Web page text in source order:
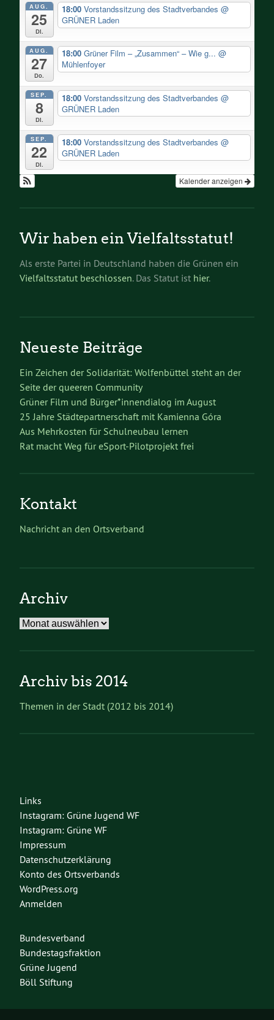
AUG.
25
Di.
18:00 Vorstandssitzung des Stadtverbandes @
GRÜNER Laden
AUG.
27
Do.
18:00 Grüner Film – „Zusammen“ – Wie g... @
Mühlenfoyer
SEP.
8
Di.
18:00 Vorstandssitzung des Stadtverbandes @
GRÜNER Laden
SEP.
22
Di.
18:00 Vorstandssitzung des Stadtverbandes @
GRÜNER Laden
Kalender anzeigen
Wir haben ein Vielfaltsstatut!
Als erste Partei in Deutschland haben die Grünen ein
Vielfaltsstatut beschlossen. Das Statut ist hier.
Neueste Beiträge
Ein Zeichen der Solidarität: Wolfenbüttel steht an der
Seite der queeren Community
Grüner Film und Bürger*innendialog im August
25 Jahre Städtepartnerschaft mit Kamienna Góra
Aus Mehrkosten für Schulneubau lernen
Rat macht Weg für eSport-Pilotprojekt frei
Kontakt
Nachricht an den Ortsverband
Archiv
Archiv
Archiv bis 2014
Themen in der Stadt (2012 bis 2014)
Links
Instagram: Grüne Jugend WF
Instagram: Grüne WF
Impressum
Datenschutzerklärung
Konto des Ortsverbands
WordPress.org
Anmelden
Bundesverband
Bundestagsfraktion
Grüne Jugend
Böll Stiftung